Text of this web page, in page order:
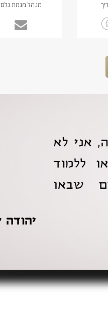
מנהל מגמת גלם